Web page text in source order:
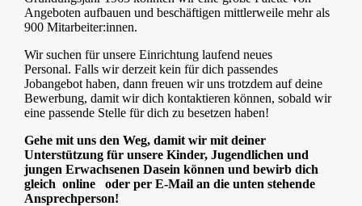
Angeboten aufbauen und beschäftigen mittlerweile mehr als
900 Mitarbeiter:innen.
Wir suchen für unsere Einrichtung laufend neues
Personal. Falls wir derzeit kein für dich passendes
Jobangebot haben, dann freuen wir uns trotzdem auf deine
Bewerbung, damit wir dich kontaktieren können, sobald wir
eine passende Stelle für dich zu besetzen haben!
Gehe mit uns den Weg, damit wir mit deiner
Unterstützung für unsere Kinder, Jugendlichen und
jungen Erwachsenen Dasein können und bewirb dich
gleich online
oder per E-Mail an die unten stehende
Ansprechperson!